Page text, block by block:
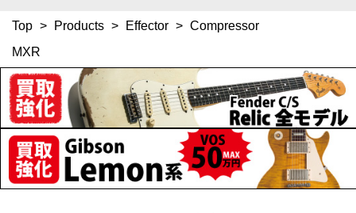
Top > Products > Effector > Compressor
MXR